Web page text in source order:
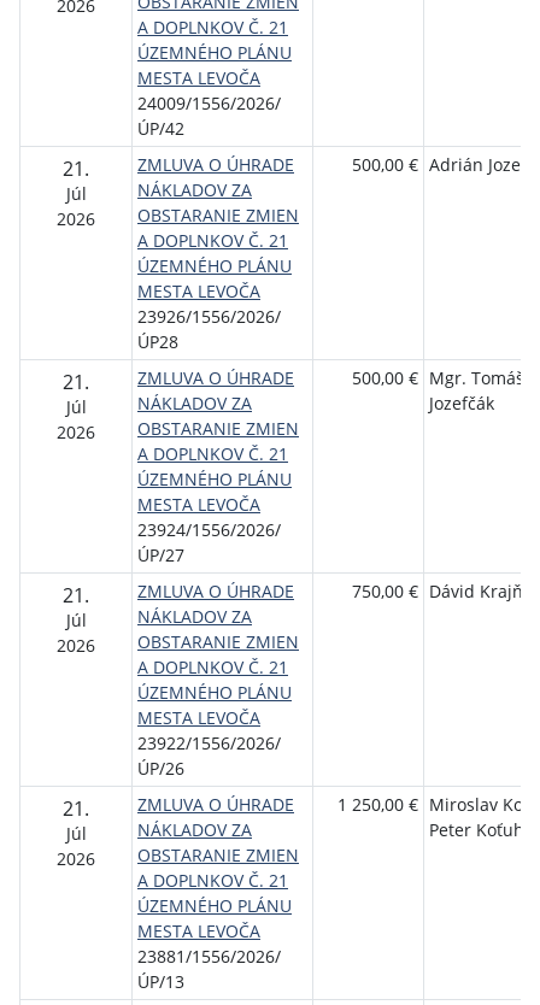
2026
A DOPLNKOV Č. 21
ÚZEMNÉHO PLÁNU
MESTA LEVOČA
24009/1556/2026/
ÚP/42
21.
Júl
2026
ZMLUVA O ÚHRADE
NÁKLADOV ZA
OBSTARANIE ZMIEN
A DOPLNKOV Č. 21
ÚZEMNÉHO PLÁNU
MESTA LEVOČA
23926/1556/2026/
ÚP28
500,00 € Adrián
21.
Júl
2026
ZMLUVA O ÚHRADE
NÁKLADOV ZA
OBSTARANIE ZMIEN
A DOPLNKOV Č. 21
ÚZEMNÉHO PLÁNU
MESTA LEVOČA
23924/1556/2026/
ÚP/27
500,00 € Mgr. Tomáš
Jozefčák
21.
Júl
2026
ZMLUVA O ÚHRADE
NÁKLADOV ZA
OBSTARANIE ZMIEN
A DOPLNKOV Č. 21
ÚZEMNÉHO PLÁNU
MESTA LEVOČA
23922/1556/2026/
ÚP/26
750,00 € Dávid Krajňák
21.
Júl
2026
ZMLUVA O ÚHRADE
NÁKLADOV ZA
OBSTARANIE ZMIEN
A DOPLNKOV Č. 21
ÚZEMNÉHO PLÁNU
MESTA LEVOČA
23881/1556/2026/
ÚP/13
1 250,00 € Miroslav
Peter Koťuha